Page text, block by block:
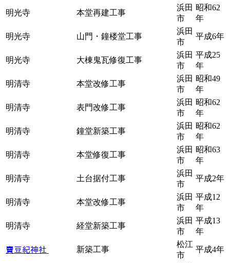
明光寺 本堂再建工事
浜田
市
昭和62
年
明光寺 山門・鐘楼堂工事
浜田
市
平成6年
明光寺 大棟鬼瓦修復工事
浜田
市
平成25
年
明清寺 本堂改修工事
浜田
市
昭和49
年
明清寺 表門改修工事
浜田
市
昭和62
年
明清寺 鐘堂新築工事
浜田
市
昭和62
年
明清寺 本堂修復工事
浜田
市
昭和63
年
明清寺 土台据付工事
浜田
市
平成2年
明清寺 本堂改修工事
浜田
市
平成12
年
明清寺 経堂新築工事
浜田
市
平成13
年
𧶠豆紀神社 新築工事
松江
市
平成4年